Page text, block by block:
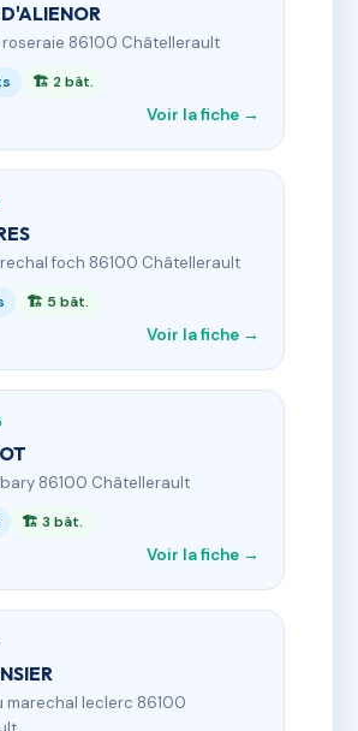
roseraie 86100 Châtellerault
🏗 2 bât.
Voir la fiche →
foch 86100 Châtellerault
🏗 5 bât.
Voir la fiche →
86100 Châtellerault
🏗 3 bât.
Voir la fiche →
marechal leclerc 86100